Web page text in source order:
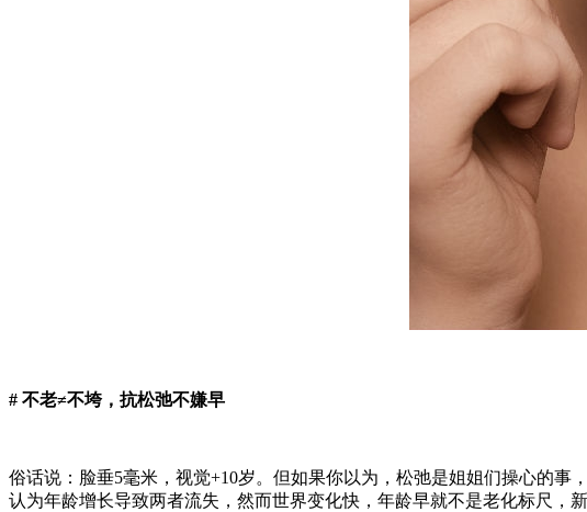
# 不老≠不垮，抗松弛不嫌早
俗话说：脸垂5毫米，视觉+10岁。但如果你以为，松弛是姐姐们操心的
认为年龄增长导致两者流失，然而世界变化快，年龄早就不是老化标尺